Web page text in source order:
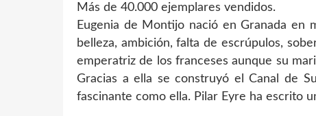
Más de 40.000 ejemplares vendidos.
Eugenia de Montijo nació en Granada en
belleza, ambición, falta de escrúpulos,
emperatriz de los franceses aunque su
Gracias a ella se construyó el Canal de
fascinante como ella. Pilar Eyre ha escrito